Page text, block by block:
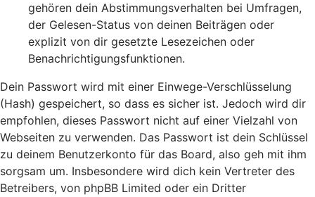
gehören dein Abstimmungsverhalten bei Umfragen,
der Gelesen-Status von deinen Beiträgen oder
explizit von dir gesetzte Lesezeichen oder
Benachrichtigungsfunktionen.
Dein Passwort wird mit einer Einwege-Verschlüsselung
(Hash) gespeichert, so dass es sicher ist. Jedoch wird dir
empfohlen, dieses Passwort nicht auf einer Vielzahl von
Webseiten zu verwenden. Das Passwort ist dein Schlüssel
zu deinem Benutzerkonto für das Board, also geh mit ihm
sorgsam um. Insbesondere wird dich kein Vertreter des
Betreibers, von phpBB Limited oder ein Dritter